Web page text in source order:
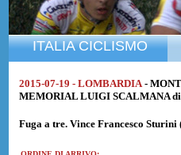
ITALIA CICLISMO
2015-07-19 - LOMBARDIA -
MEMORIAL LUIGI SCALMANA
Fuga a tre. Vince Francesco Sturini